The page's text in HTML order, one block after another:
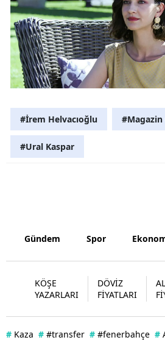
#İrem Helvacıoğlu
#Ural Kaspar
Gündem Spor
KÖŞE
YAZARLARI
DÖVİZ
FİYATLARI
# Kaza # #transfer # #fenerbahçe #